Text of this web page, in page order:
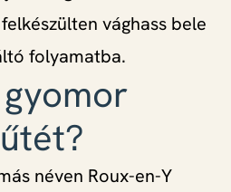
vághass bele
folyamatba.
néven Roux-en-Y